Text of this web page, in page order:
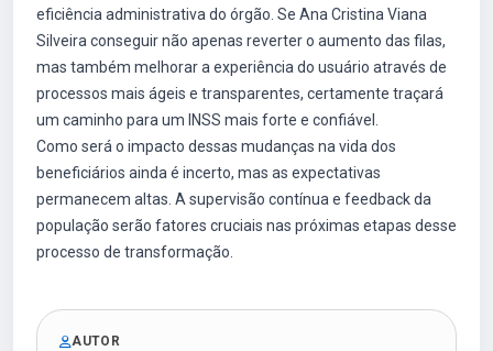
eficiência administrativa do órgão. Se Ana Cristina Viana
Silveira conseguir não apenas reverter o aumento das filas,
mas também melhorar a experiência do usuário através de
processos mais ágeis e transparentes, certamente traçará
um caminho para um INSS mais forte e confiável.
Como será o impacto dessas mudanças na vida dos
beneficiários ainda é incerto, mas as expectativas
permanecem altas. A supervisão contínua e feedback da
população serão fatores cruciais nas próximas etapas desse
processo de transformação.
AUTOR